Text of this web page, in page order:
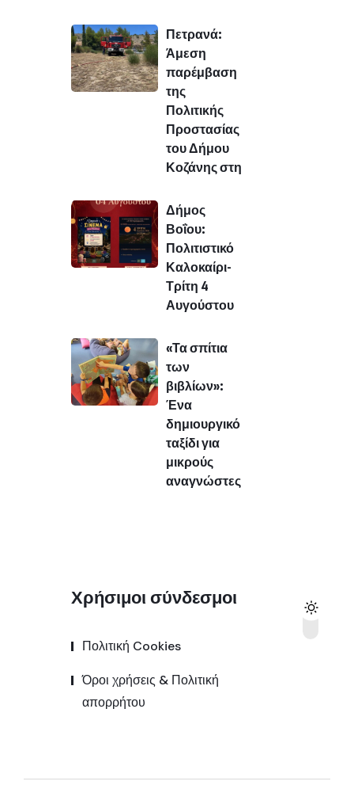
Πετρανά:
Άμεση
παρέμβαση
της
Πολιτικής
Προστασίας
του Δήμου
Κοζάνης στη
Δήμος
Βοΐου:
Πολιτιστικό
Καλοκαίρι-
Τρίτη 4
Αυγούστου
«Τα σπίτια
των
βιβλίων»:
Ένα
δημιουργικό
ταξίδι για
μικρούς
αναγνώστες
Χρήσιμοι σύνδεσμοι
Πολιτική Cookies
Όροι χρήσεις & Πολιτική
απορρήτου